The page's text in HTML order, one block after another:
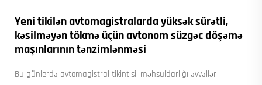
Yeni tikilən avtomagistralarda yüksək sürətli,
kəsilməyən tökmə üçün avtonom süzgəc döşəmə
maşınlarının tənzimlənməsi
Bu günlerdə avtomagistral tikintisi, məhsuldarlığı əvvəllər